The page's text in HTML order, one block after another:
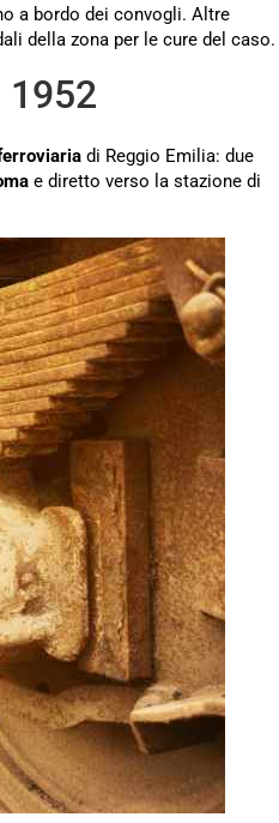
a bordo dei convogli. Altre
della zona per le cure del caso.
1952
di Reggio Emilia: due
e diretto verso la stazione di